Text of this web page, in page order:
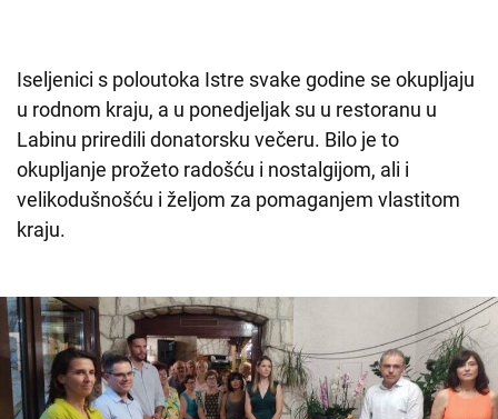
Iseljenici s poloutoka Istre svake godine se okupljaju
u rodnom kraju, a u ponedjeljak su u restoranu u
Labinu priredili donatorsku večeru. Bilo je to
okupljanje prožeto radošću i nostalgijom, ali i
velikodušnošću i željom za pomaganjem vlastitom
kraju.